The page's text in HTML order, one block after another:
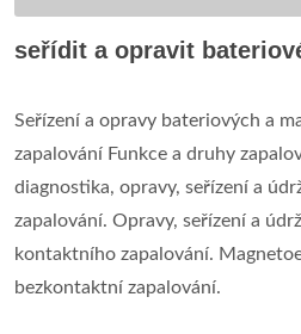
seřídit a opravit
Seřízení a opravy bateriových a
zapalování Funkce a druhy
diagnostika, opravy, seřízení a
zapalování. Opravy, seřízení a
kontaktního zapalování.
bezkontaktní zapalování.